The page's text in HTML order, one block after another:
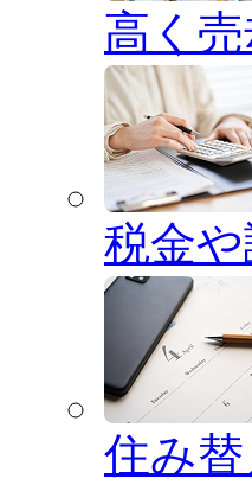
高く
税金
住み